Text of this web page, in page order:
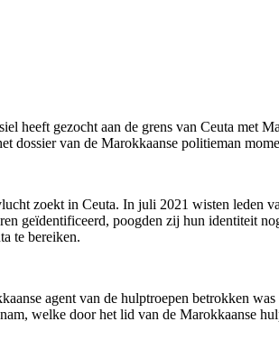
heeft gezocht aan de grens van Ceuta met
dossier van de Marokkaanse politieman
zoekt in Ceuta. In juli 2021 wisten leden
geïdentificeerd, poogden zij hun identiteit
te bereiken.
agent van de hulptroepen betrokken
welke door het lid van de Marokkaanse